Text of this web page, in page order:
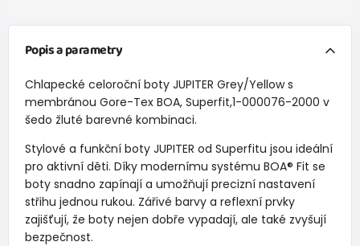
Popis a parametry
Chlapecké celoroční boty JUPITER Grey/Yellow s
membránou Gore-Tex BOA, Superfit,1-000076-2000 v
šedo žluté barevné kombinaci.
Stylové a funkční boty JUPITER od Superfitu jsou ideální
pro aktivní děti. Díky modernímu systému BOA® Fit se
boty snadno zapínají a umožňují precizní nastavení
střihu jednou rukou. Zářivé barvy a reflexní prvky
zajišťují, že boty nejen dobře vypadají, ale také zvyšují
bezpečnost.